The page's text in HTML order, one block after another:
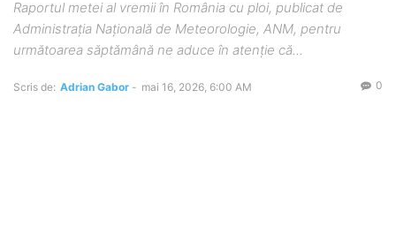
Raportul metei al vremii în România cu ploi, publicat de
Administrația Națională de Meteorologie, ANM, pentru
următoarea săptămână ne aduce în atenție că...
Scris de: Adrian Gabor - mai 16, 2026, 6:00 AM 0